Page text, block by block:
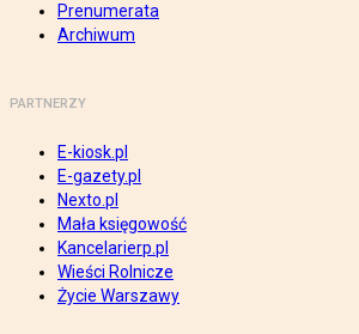
Prenumerata
Archiwum
PARTNERZY
E-kiosk.pl
E-gazety.pl
Nexto.pl
Mała księgowość
Kancelarierp.pl
Wieści Rolnicze
Życie Warszawy